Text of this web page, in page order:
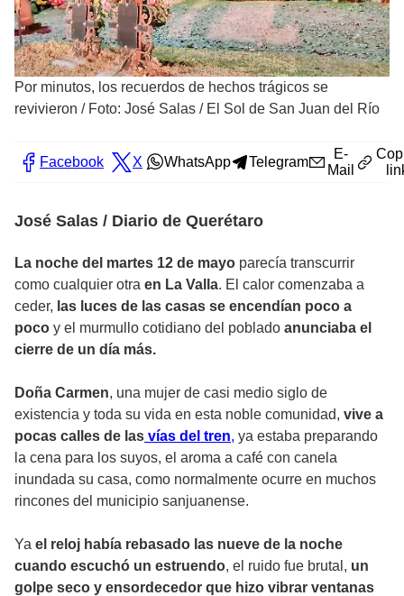
Por minutos, los recuerdos de hechos trágicos se
revivieron / Foto: José Salas / El Sol de San Juan del Río
Facebook X WhatsApp Telegram
E-
Mail
José Salas / Diario de Querétaro
La noche del martes 12 de mayo parecía transcurrir
como cualquier otra en La Valla. El calor comenzaba a
ceder, las luces de las casas se encendían poco a
poco y el murmullo cotidiano del poblado anunciaba el
cierre de un día más.
Doña Carmen, una mujer de casi medio siglo de
existencia y toda su vida en esta noble comunidad, vive a
pocas calles de las vías del tren, ya estaba preparando
la cena para los suyos, el aroma a café con canela
inundada su casa, como normalmente ocurre en muchos
rincones del municipio sanjuanense.
Ya el reloj había rebasado las nueve de la noche
cuando escuchó un estruendo, el ruido fue brutal, un
golpe seco y ensordecedor que hizo vibrar ventanas